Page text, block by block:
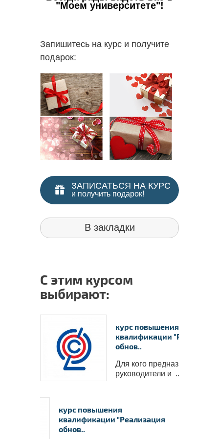
"Моем университете"!
Запишитесь на курс и получите
подарок:
ЗАПИСАТЬСЯ НА КУРС
и получить подарок!
В закладки
С этим курсом
выбирают:
курс повышения
квалификации
обнов..
Для кого предназначен курс:
руководители и ..
курс повышения
квалификации "Реализация
обнов..